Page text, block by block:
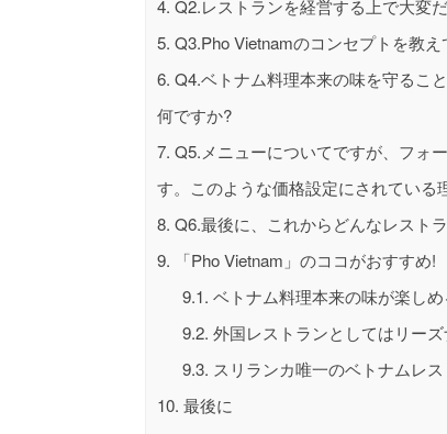
4. Q2.レストランを経営する上で大変
5. Q3.Pho Vietnamのコンセプトを教え
6. Q4.ベトナム料理本来の味を守るこ
何ですか?
7. Q5.メニューについてですが、フォ
す。このような価格設定にされている
8. Q6.最後に、これからどんなレスト
9. 「Pho Vietnam」のココがおすすめ!
9.1. ベトナム料理本来の味が楽しめ
9.2. 外国レストランとしてはリー
9.3. スリランカ唯一のベトナムレ
10. 最後に